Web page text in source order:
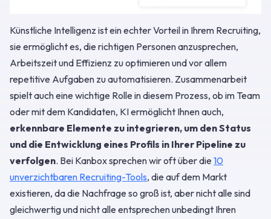
Künstliche Intelligenz ist ein echter Vorteil in Ihrem Recruiting,
sie ermöglicht es, die richtigen Personen anzusprechen,
Arbeitszeit und Effizienz zu optimieren und vor allem
repetitive Aufgaben zu automatisieren. Zusammenarbeit
spielt auch eine wichtige Rolle in diesem Prozess, ob im Team
oder mit dem Kandidaten, KI ermöglicht Ihnen auch,
erkennbare Elemente zu integrieren, um den Status
und die Entwicklung eines Profils in Ihrer Pipeline zu
verfolgen. Bei Kanbox sprechen wir oft über die 10
unverzichtbaren Recruiting-Tools, die auf dem Markt
existieren, da die Nachfrage so groß ist, aber nicht alle sind
gleichwertig und nicht alle entsprechen unbedingt Ihren